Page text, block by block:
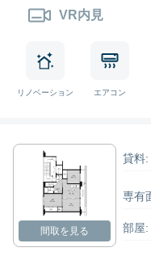
VR内見
リノベーション エアコン
間取を見る
貸料:
専有
部屋: